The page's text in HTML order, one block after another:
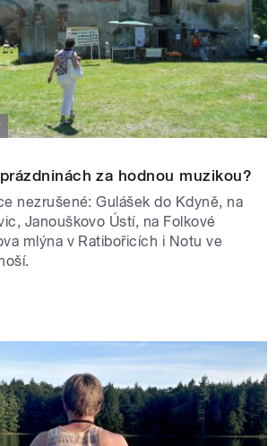
za hodnou muzikou?
nezrušené: Gulášek do Kdyně, na
Janouškovo Ústí, na Folkové
mlýna v Ratibořicích i Notu ve